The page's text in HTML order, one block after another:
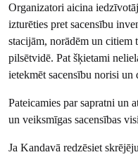
Organizatori aicina
izturēties pret sacensību
stacijām, norādēm un citiem
pilsētvidē. Pat šķietami
ietekmēt sacensību norisi un
Pateicamies par sapratni un
un veiksmīgas sacensības
Ja Kandavā redzēsiet